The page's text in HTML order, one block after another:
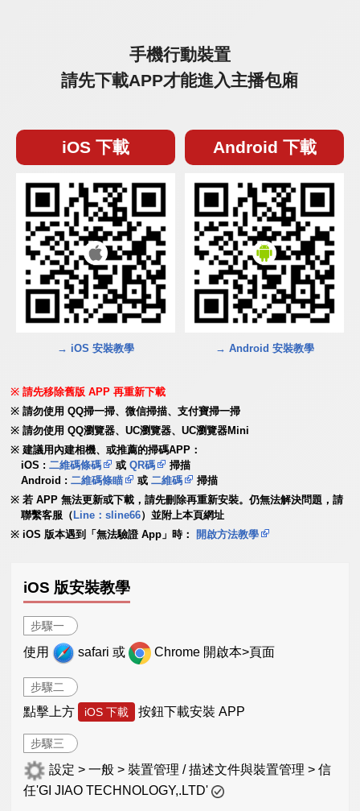
手機行動裝置
請先下載APP才能進入主播包廂
iOS 下載
→ iOS 安裝教學
Android 下載
→ Android 安裝教學
請先移除舊版 APP 再重新下載
請勿使用 QQ掃一掃、微信掃描、支付寶掃一掃
請勿使用 QQ瀏覽器、UC瀏覽器、UC瀏覽器Mini
建議用內建相機、或推薦的掃碼APP：
iOS :二維碼條碼 或QR碼
掃描
Android :二維碼條瞄 或二維碼
掃描
若 APP 無法更新或下載，請先刪除再重新安裝。仍無法解決問題，請
聯繫客服（ Line：sline66）並附上本頁網址
iOS 版本遇到「無法驗證 App」時：
開啟方法教學
iOS 版安裝教學
步驟一
使用 safari 或 Chrome 開啟本>頁面
步驟二
點擊上方 iOS 下載 按鈕下載安裝 APP
步驟三
設定 > 一般 > 裝置管理 / 描述文件與裝置管理 > 信
任'GI JIAO TECHNOLOGY,.LTD'